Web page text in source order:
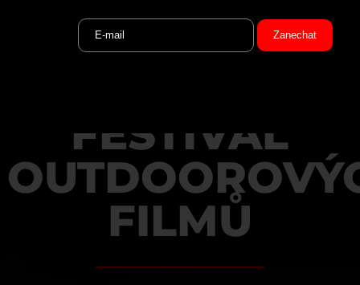
FESTIVAL
FILMŮ